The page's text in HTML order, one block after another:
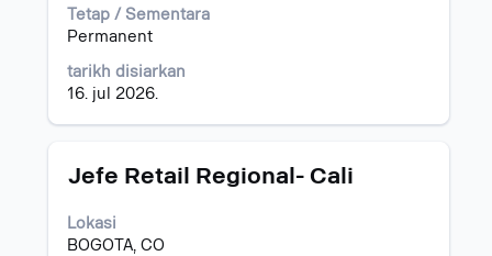
Tetap / Sementara
Permanent
tarikh disiarkan
16. jul 2026.
melihat
kandungan
bagi
maklumat
kerja.
Jawatan
Jefe Retail Regional- Cali
Lokasi
BOGOTA, CO
Pilih
bar
ruang